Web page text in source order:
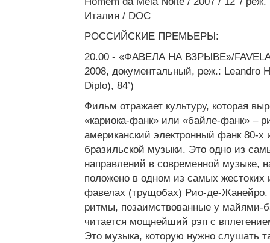
Италия / DOC
РОССИЙСКИЕ ПРЕМЬЕРЫ:
20.00 - «ФАВЕЛА НА ВЗРЫВЕ»/
2008, документальный, реж.: Leandro
Diplo), 84’)
Фильм отражает культуру, которая
«кариока-фанк» или «байле-фанк» –
американский электронный фанк 80-х
бразильской музыки. Это одно из
направлений в современной музыке,
положено в одном из самых
фавелах (трущобах) Рио-де-
ритмы, позаимствованные у майями-
читается мощнейший рэп с
Это музыка, которую нужно слушать